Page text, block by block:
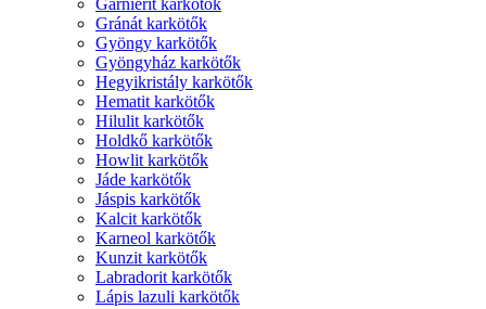
Garnierit karkötők
Gránát karkötők
Gyöngy karkötők
Gyöngyház karkötők
Hegyikristály karkötők
Hematit karkötők
Hilulit karkötők
Holdkő karkötők
Howlit karkötők
Jáde karkötők
Jáspis karkötők
Kalcit karkötők
Karneol karkötők
Kunzit karkötők
Labradorit karkötők
Lápis lazuli karkötők